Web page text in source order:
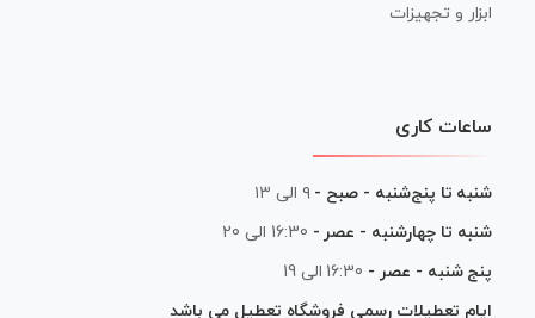
ابزار و تجهیزات
ساعات کاری
شنبه تا پنج‌شنبه - صبح - ۹ الی ۱۳
شنبه تا چهارشنبه - عصر - 16:30 الی 20
پنج شنبه - عصر - 16:30 الی 19
ایام تعطیلات رسمی فروشگاه تعطیل می باشد